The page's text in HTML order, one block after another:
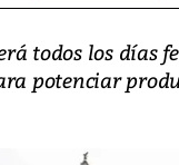
todos los días
potenciar